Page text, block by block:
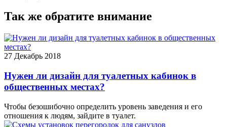
Так же обратите внимание
27 Декабрь 2018
Нужен ли дизайн для туалетных кабинок в
общественных местах?
Чтобы безошибочно определить уровень заведения и его
отношения к людям, зайдите в туалет.